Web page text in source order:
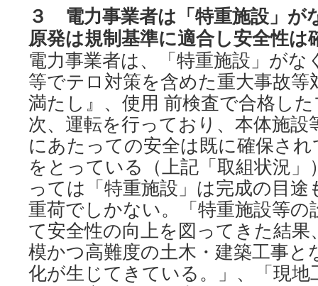
３ 電力事業者は「特重施設」が
原発は規制基準に適合し安全性は
電力事業者は、「特重施設」がな
等でテロ対策を含めた重大事故等
満たし』、使用 前検査で合格し
次、運転を行っており、本体施設
にあたっての安全は既に確保さ
をとっている（上記「取組状況」
っては「特重施設」は完成の目途
重荷でしかない。「特重施設等の
て安全性の向上を図ってきた結果
模かつ高難度の土木・建築工事と
化が生じてきている。」、「現地